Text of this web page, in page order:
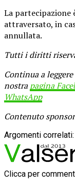
La partecipazione
attraversato, in
annullata.
Tutti i diritti
Continua a
nostrapagina
WhatsApp
Contenuto
Argomenti correlati:
Clicca per